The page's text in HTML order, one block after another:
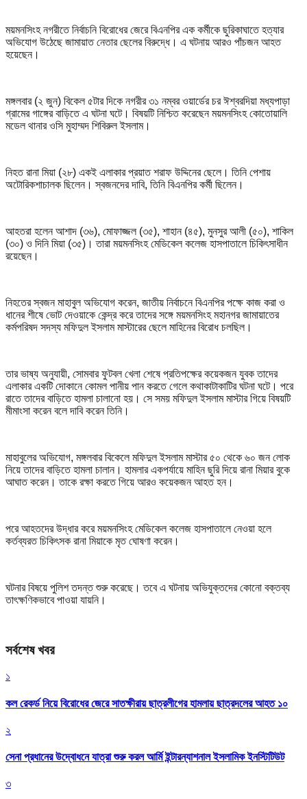
ময়মনসিংহ নগরীতে নির্বাচনি বিরোধের জেরে বিএনপির এক কর্মীকে ছুরিকাঘাতে হত্যার
অভিযোগ উঠেছে জামায়াত নেতার ছেলের বিরুদ্ধে। এ ঘটনায় আরও পাঁচজন আহত
হয়েছেন।
মঙ্গলবার (২ জুন) বিকেল ৫টার দিকে নগরীর ৩১ নম্বর ওয়ার্ডের চর ঈশ্বরদিয়া মধ্যপাড়া
গ্রামের গাঙ্গের বাড়িতে এ ঘটনা ঘটে। বিষয়টি নিশ্চিত করেছেন ময়মনসিংহ কোতোয়ালি
মডেল থানার ওসি মুহাম্মদ শিবিরুল ইসলাম।
নিহত রানা মিয়া (২৮) একই এলাকার প্রয়াত শরাফ উদ্দিনের ছেলে। তিনি পেশায়
অটোরিকশাচালক ছিলেন। স্বজনদের দাবি, তিনি বিএনপির কর্মী ছিলেন।
আহতরা হলেন আশাদ (৩৬), মোফাজ্জল (৩৫), শাহান (৪৫), মুনসুর আলী (৫০), শাকিল
(৩০) ও দিনি মিয়া (৩৫)। তারা ময়মনসিংহ মেডিকেল কলেজ হাসপাতালে চিকিৎসাধীন
রয়েছেন।
নিহতের স্বজন মাহাবুল অভিযোগ করেন, জাতীয় নির্বাচনে বিএনপির পক্ষে কাজ করা ও
ধানের শীষে ভোট দেওয়াকে কেন্দ্র করে তাদের সঙ্গে ময়মনসিংহ মহানগর জামায়াতের
কর্মপরিষদ সদস্য মফিদুল ইসলাম মাস্টারের ছেলে মাহিনের বিরোধ চলছিল।
তার ভাষ্য অনুযায়ী, সোমবার ফুটবল খেলা শেষে প্রতিপক্ষের কয়েকজন যুবক তাদের
এলাকার একটি দোকানে কোমল পানীয় পান করতে গেলে কথাকাটাকাটির ঘটনা ঘটে। পরে
রাতে তাদের বাড়িতে হামলা চালানো হয়। সে সময় মফিদুল ইসলাম মাস্টার গিয়ে বিষয়টি
মীমাংসা করেন বলে দাবি করেন তিনি।
মাহাবুলের অভিযোগ, মঙ্গলবার বিকেলে মফিদুল ইসলাম মাস্টার ৫০ থেকে ৬০ জন লোক
নিয়ে তাদের বাড়িতে হামলা চালান। হামলার একপর্যায়ে মাহিন ছুরি দিয়ে রানা মিয়ার বুকে
আঘাত করেন। তাকে রক্ষা করতে গিয়ে আরও কয়েকজন আহত হন।
পরে আহতদের উদ্ধার করে ময়মনসিংহ মেডিকেল কলেজ হাসপাতালে নেওয়া হলে
কর্তব্যরত চিকিৎসক রানা মিয়াকে মৃত ঘোষণা করেন।
ঘটনার বিষয়ে পুলিশ তদন্ত শুরু করেছে। তবে এ ঘটনায় অভিযুক্তদের কোনো বক্তব্য
তাৎক্ষণিকভাবে পাওয়া যায়নি।
সর্বশেষ খবর
১
কল রেকর্ড নিয়ে বিরোধের জেরে সাতক্ষীরায় ছাত্রলীগের হামলায় ছাত্রদলের আহত ১০
২
সেনা প্রধানের উদ্বোধনে যাত্রা শুরু করল আর্মি ইন্টারন্যাশনাল ইসলামিক ইনস্টিটিউট
৩